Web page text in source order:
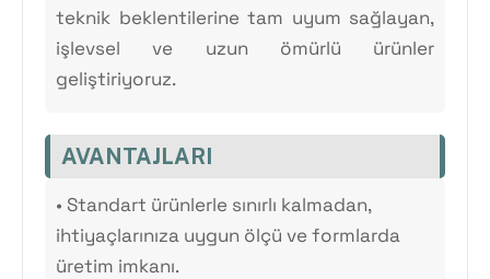
teknik beklentilerine tam uyum sağlayan,
işlevsel ve uzun ömürlü ürünler
geliştiriyoruz.
AVANTAJLARI
• Standart ürünlerle sınırlı kalmadan,
ihtiyaçlarınıza uygun ölçü ve formlarda
üretim imkanı.